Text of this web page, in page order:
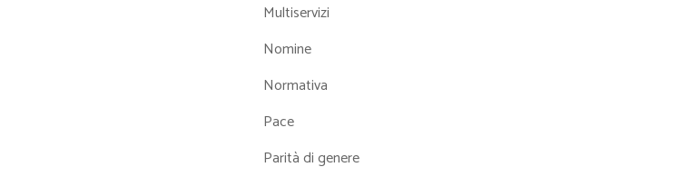
Multiservizi
Nomine
Normativa
Pace
Parità di genere